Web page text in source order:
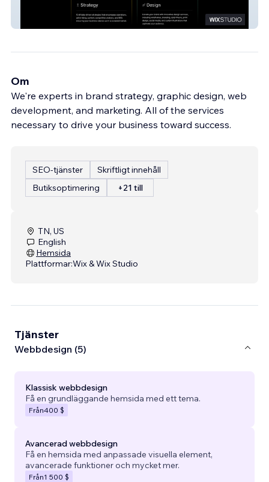
Om
We're experts in brand strategy, graphic design, web
development, and marketing. All of the services
necessary to drive your business toward success.
SEO-tjänster
Skriftligt innehåll
Butiksoptimering
+21 till
TN, US
English
Hemsida
Plattformar:Wix & Wix Studio
Tjänster
Webbdesign (5)
Klassisk webbdesign
Få en grundläggande hemsida med ett tema.
Från400 $
Avancerad webbdesign
Få en hemsida med anpassade visuella element,
avancerade funktioner och mycket mer.
Från1 500 $